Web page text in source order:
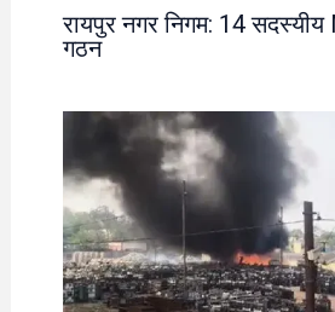
रायपुर नगर निगम: 14 सदस्यीय
गठन